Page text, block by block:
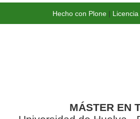
Hecho con Plone| Licencia
MÁSTER EN